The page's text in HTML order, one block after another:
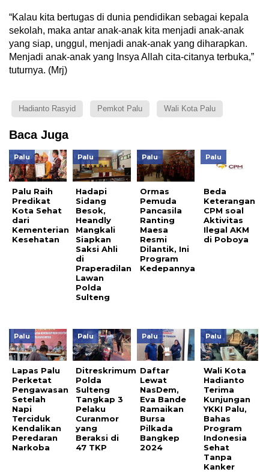
“Kalau kita bertugas di dunia pendidikan sebagai kepala
sekolah, maka antar anak-anak kita menjadi anak-anak
yang siap, unggul, menjadi anak-anak yang diharapkan.
Menjadi anak-anak yang Insya Allah cita-citanya terbuka,”
tuturnya. (Mrj)
Hadianto Rasyid Pemkot Palu Wali Kota Palu
Baca Juga
Palu
Palu Raih
Predikat
Kota Sehat
dari
Kementerian
Kesehatan
Palu
Hadapi
Sidang
Besok,
Heandly
Mangkali
Siapkan
Saksi Ahli
di
Praperadilan
Lawan
Polda
Sulteng
Palu
Ormas
Pemuda
Pancasila
Ranting
Maesa
Resmi
Dilantik, Ini
Program
Kedepannya
Palu
Beda
Keterangan
CPM soal
Aktivitas
Ilegal AKM
di Poboya
Palu
Lapas Palu
Perketat
Pengawasan
Setelah
Napi
Terciduk
Kendalikan
Peredaran
Narkoba
Palu
Ditreskrimum
Polda
Sulteng
Tangkap 3
Pelaku
Curanmor
yang
Beraksi di
47 TKP
Palu
Daftar
Lewat
NasDem,
Eva Bande
Ramaikan
Bursa
Pilkada
Bangkep
2024
Palu
Wali Kota
Hadianto
Terima
Kunjungan
YKKI Palu,
Bahas
Program
Indonesia
Sehat
Tanpa
Kanker